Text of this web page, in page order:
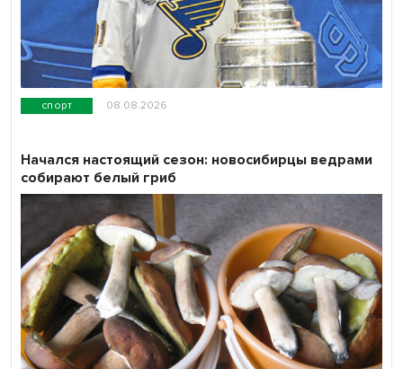
спорт 08.08.2026
Начался настоящий сезон: новосибирцы ведрами
собирают белый гриб